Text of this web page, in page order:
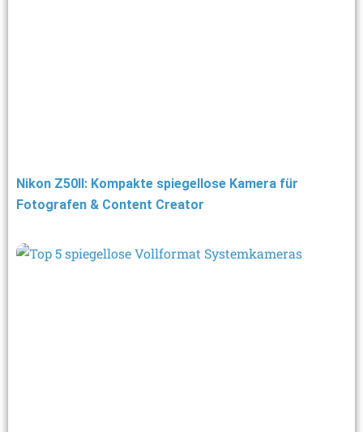
Nikon Z50II: Kompakte spiegellose Kamera für
Fotografen & Content Creator